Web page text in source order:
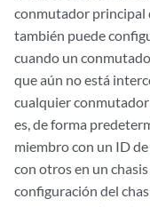
conmutador principal
también puede
cuando un
que aún no está
cualquier
es, de forma
miembro con un ID
con otros en un
configuración del